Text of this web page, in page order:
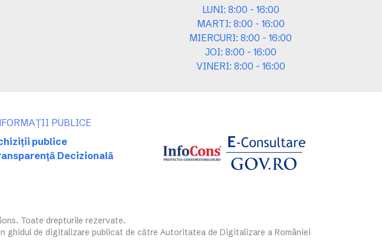
LUNI: 8:00 - 16:00
MARTI: 8:00 - 16:00
MIERCURI: 8:00 - 16:00
JOI: 8:00 - 16:00
VINERI: 8:00 - 16:00
PUBLICE
publice
Decizională
Toate drepturile rezervate.
de digitalizare publicat de către Autoritatea de Digitalizare a României